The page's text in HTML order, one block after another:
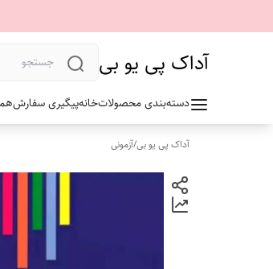
آداک پی یو بی
دسته‌بندی محصولاتخانهپیگیری سفارش
آداک پی یو بی/آزمونی